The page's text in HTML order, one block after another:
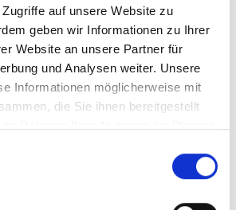
auf unsere Website zu
geben wir Informationen zu Ihrer
Website an unsere Partner für
und Analysen weiter. Unsere
Informationen möglicherweise mit
die Sie ihnen bereitgestellt
für optimales
für das gute Sehen sind wir
Steinfurt mehr als „nur“ diejenigen,
Ihre individuellen Wünsche und
die eventuelle Auffälligkeiten am